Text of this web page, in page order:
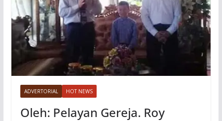
ADVERTORIAL HOT NEWS
Oleh: Pelayan Gereja. Roy